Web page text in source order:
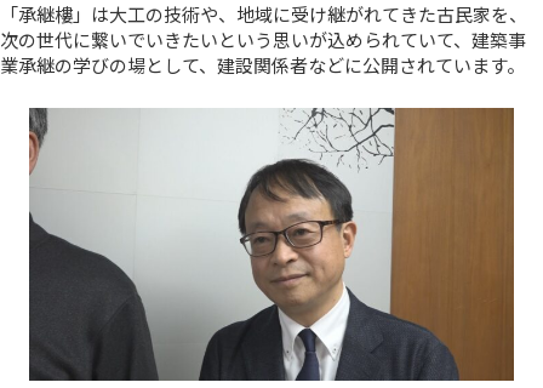
「承継樓」は大工の技術や、地域に受け継がれてきた古民家を、
次の世代に繋いでいきたいという思いが込められていて、建築事
業承継の学びの場として、建設関係者などに公開されています。